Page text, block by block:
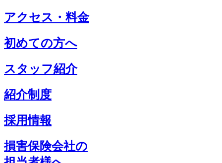
アクセス・料金
初めての方へ
スタッフ紹介
紹介制度
採用情報
損害保険会社の